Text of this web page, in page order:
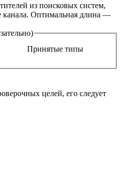
из поисковых систем,
канала. Оптимальная длина —
Принятые типы
целей, его следует